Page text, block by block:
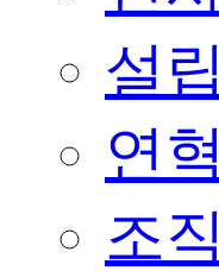
설
연혁
조